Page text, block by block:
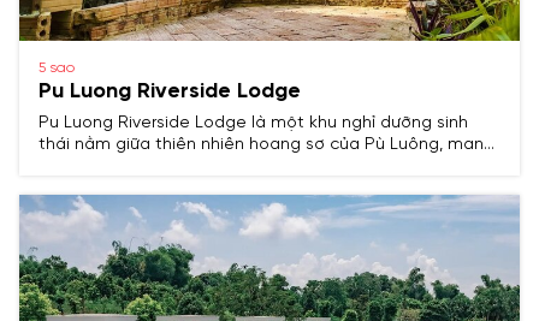
5 sao
Pu Luong Riverside Lodge
Pu Luong Riverside Lodge là một khu nghỉ dưỡng sinh
thái nằm giữa thiên nhiên hoang sơ của Pù Luông, mang
bình.